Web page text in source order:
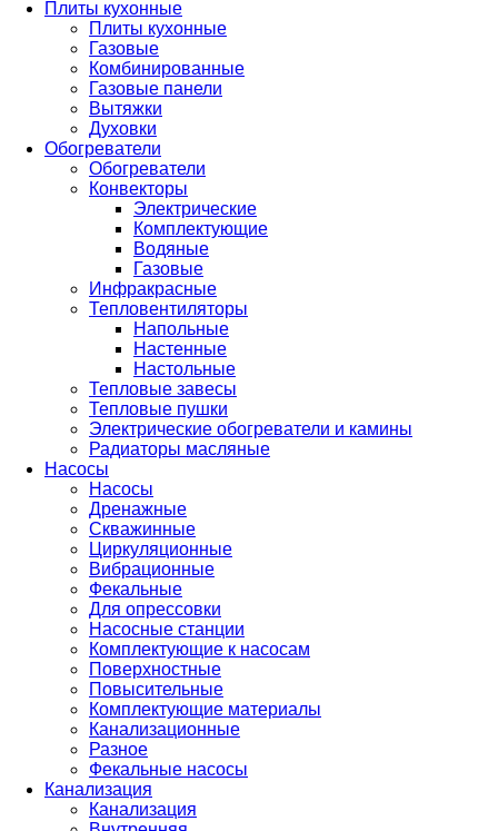
Плиты кухонные
Плиты кухонные
Газовые
Комбинированные
Газовые панели
Вытяжки
Духовки
Обогреватели
Обогреватели
Конвекторы
Электрические
Комплектующие
Водяные
Газовые
Инфракрасные
Тепловентиляторы
Напольные
Настенные
Настольные
Тепловые завесы
Тепловые пушки
Электрические обогреватели и камины
Радиаторы масляные
Насосы
Насосы
Дренажные
Скважинные
Циркуляционные
Вибрационные
Фекальные
Для опрессовки
Насосные станции
Комплектующие к насосам
Поверхностные
Повысительные
Комплектующие материалы
Канализационные
Разное
Фекальные насосы
Канализация
Канализация